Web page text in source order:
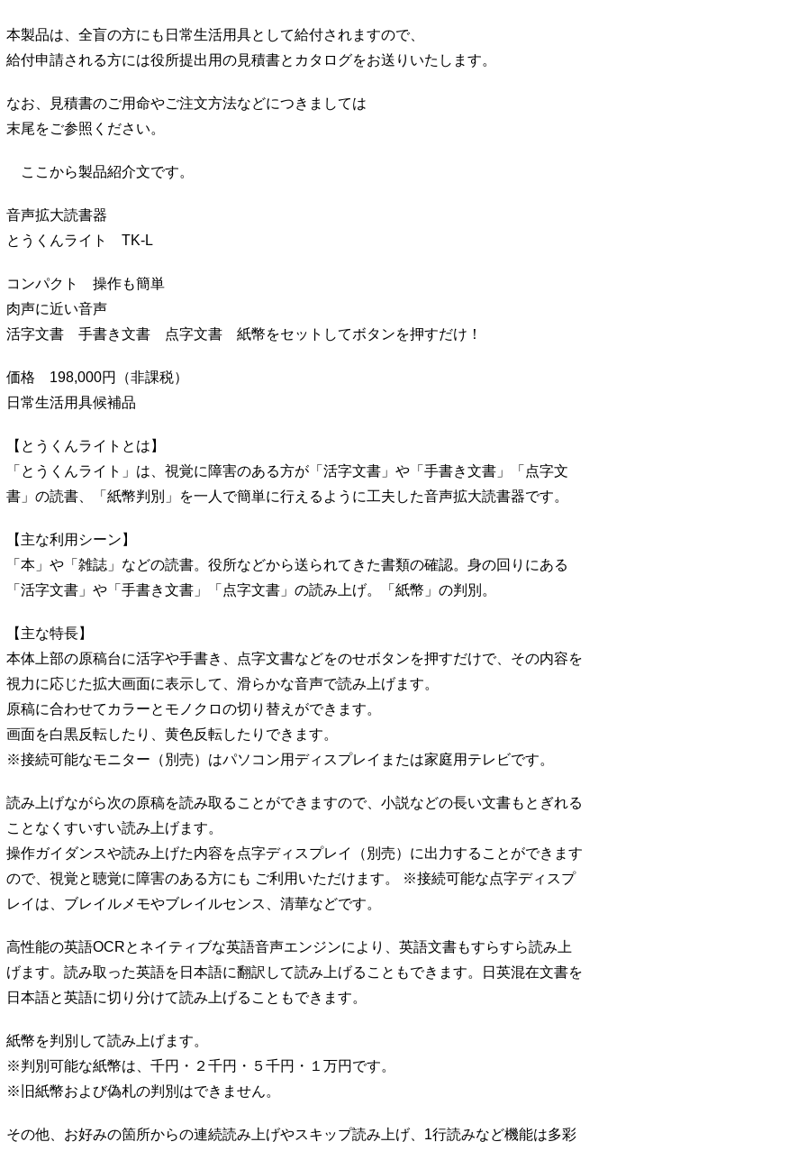
本製品は、全盲の方にも日常生活用具として給付されますので、
給付申請される方には役所提出用の見積書とカタログをお送りいたします。
なお、見積書のご用命やご注文方法などにつきましては
末尾をご参照ください。
ここから製品紹介文です。
音声拡大読書器
とうくんライト TK-L
コンパクト 操作も簡単
肉声に近い音声
活字文書 手書き文書 点字文書 紙幣をセットしてボタンを押すだけ！
価格 198,000円（非課税）
日常生活用具候補品
【とうくんライトとは】
「とうくんライト」は、視覚に障害のある方が「活字文書」や「手書き文書」「点字文
書」の読書、「紙幣判別」を一人で簡単に行えるように工夫した音声拡大読書器です。
【主な利用シーン】
「本」や「雑誌」などの読書。役所などから送られてきた書類の確認。身の回りにある
「活字文書」や「手書き文書」「点字文書」の読み上げ。「紙幣」の判別。
【主な特長】
本体上部の原稿台に活字や手書き、点字文書などをのせボタンを押すだけで、その内容を
視力に応じた拡大画面に表示して、滑らかな音声で読み上げます。
原稿に合わせてカラーとモノクロの切り替えができます。
画面を白黒反転したり、黄色反転したりできます。
※接続可能なモニター（別売）はパソコン用ディスプレイまたは家庭用テレビです。
読み上げながら次の原稿を読み取ることができますので、小説などの長い文書もとぎれる
ことなくすいすい読み上げます。
操作ガイダンスや読み上げた内容を点字ディスプレイ（別売）に出力することができます
ので、視覚と聴覚に障害のある方にも ご利用いただけます。 ※接続可能な点字ディスプ
レイは、ブレイルメモやブレイルセンス、清華などです。
高性能の英語OCRとネイティブな英語音声エンジンにより、英語文書もすらすら読み上
げます。読み取った英語を日本語に翻訳して読み上げることもできます。日英混在文書を
日本語と英語に切り分けて読み上げることもできます。
紙幣を判別して読み上げます。
※判別可能な紙幣は、千円・２千円・５千円・１万円です。
※旧紙幣および偽札の判別はできません。
その他、お好みの箇所からの連続読み上げやスキップ読み上げ、1行読みなど機能は多彩